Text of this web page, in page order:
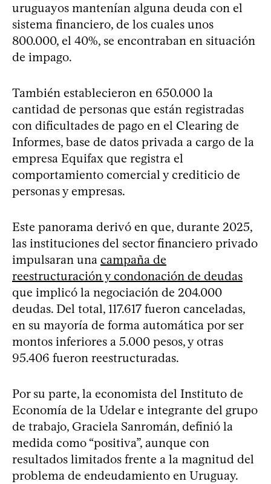
uruguayos mantenían alguna deuda con el
sistema financiero, de los cuales unos
800.000, el 40%, se encontraban en situación
de impago.
También establecieron en 650.000 la
cantidad de personas que están registradas
con dificultades de pago en el Clearing de
Informes, base de datos privada a cargo de la
empresa Equifax que registra el
comportamiento comercial y crediticio de
personas y empresas.
Este panorama derivó en que, durante 2025,
las instituciones del sector financiero privado
impulsaran una campaña de
reestructuración y condonación de deudas
que implicó la negociación de 204.000
deudas. Del total, 117.617 fueron canceladas,
en su mayoría de forma automática por ser
montos inferiores a 5.000 pesos, y otras
95.406 fueron reestructuradas.
Por su parte, la economista del Instituto de
Economía de la Udelar e integrante del grupo
de trabajo, Graciela Sanromán, definió la
medida como “positiva”, aunque con
resultados limitados frente a la magnitud del
problema de endeudamiento en Uruguay.